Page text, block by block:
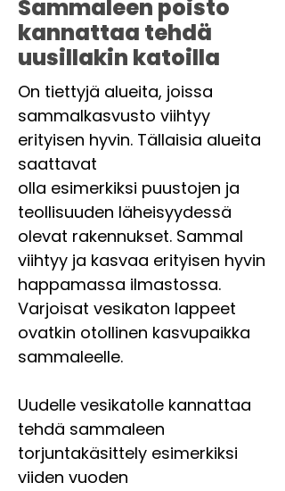
Sammaleen poisto
kannattaa tehdä
uusillakin katoilla
On tiettyjä alueita, joissa
sammalkasvusto viihtyy
erityisen hyvin. Tällaisia alueita
saattavat
olla esimerkiksi puustojen ja
teollisuuden läheisyydessä
olevat rakennukset. Sammal
viihtyy ja kasvaa erityisen hyvin
happamassa ilmastossa.
Varjoisat vesikaton lappeet
ovatkin otollinen kasvupaikka
sammaleelle.
Uudelle vesikatolle kannattaa
tehdä sammaleen
torjuntakäsittely esimerkiksi
viiden vuoden